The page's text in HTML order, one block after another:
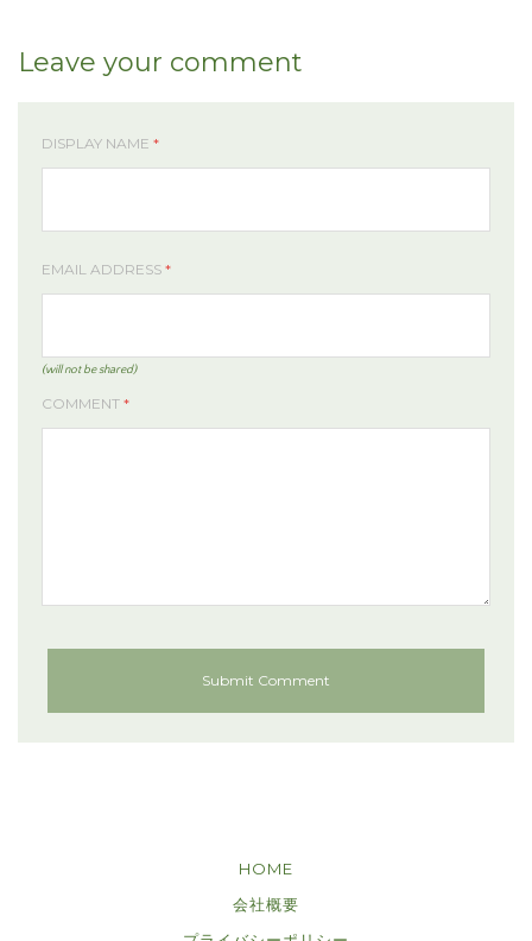
Leave your comment
DISPLAY NAME *
EMAIL ADDRESS *
(will not be shared)
COMMENT *
HOME
会社概要